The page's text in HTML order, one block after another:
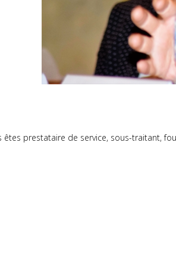
êtes prestataire de service, sous-traitant,